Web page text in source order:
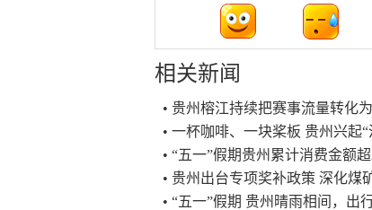
相关新闻
• 贵州榕江持续把赛事流量转化
• 一杯咖啡、一块桨板 贵州兴起
• “五一”假期贵州累计消费金额
• 贵州出台专项奖补政策 深化煤
• “五一”假期 贵州晴雨相间，出